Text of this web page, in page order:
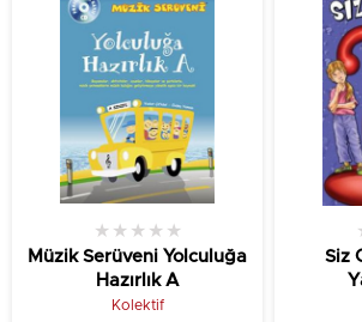
Müzik Serüveni Yolculuğa
Hazırlık A
★ ★ ★ ★ ★
Kolektif
Siz